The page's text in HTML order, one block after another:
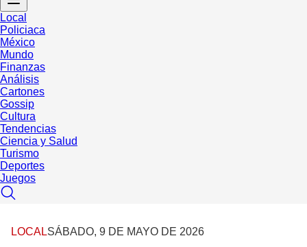
Local
Policiaca
México
Mundo
Finanzas
Análisis
Cartones
Gossip
Cultura
Tendencias
Ciencia y Salud
Turismo
Deportes
Juegos
LOCALSÁBADO, 9 DE MAYO DE 2026